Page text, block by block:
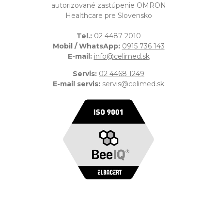
autorizované zastúpenie OMRON
Healthcare pre Slovensko
Tel.: 02 4487 2010
Mobil / WhatsApp: 0915 736 143
E-mail: info@celimed.sk
Servis: 02 4468 1249
E-mail servis: servis@celimed.sk